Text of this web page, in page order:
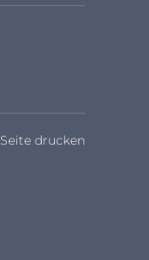
Seite drucken